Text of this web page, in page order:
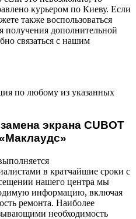
курьером по Киеву. Если
также воспользоваться
дополнительной
связаться с нашим
по любому из указанных
экрана CUBOT
в кратчайшие сроки с
нашего центра мы
информацию, включая
ремонта. Наиболее
необходимость